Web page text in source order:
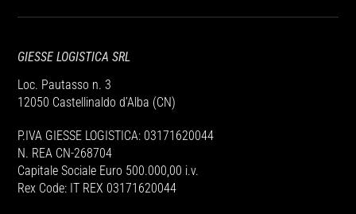
GIESSE LOGISTICA SRL
Loc. Pautasso n. 3
12050 Castellinaldo d’Alba (CN)
P.IVA GIESSE LOGISTICA: 03171620044
N. REA CN-268704
Capitale Sociale Euro 500.000,00 i.v.
Rex Code: IT REX 03171620044